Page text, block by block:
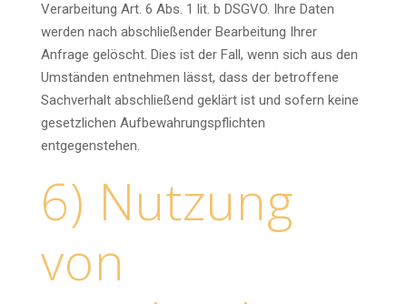
Verarbeitung Art. 6 Abs. 1 lit. b DSGVO. Ihre Daten
werden nach abschließender Bearbeitung Ihrer
Anfrage gelöscht. Dies ist der Fall, wenn sich aus den
Umständen entnehmen lässt, dass der betroffene
Sachverhalt abschließend geklärt ist und sofern keine
gesetzlichen Aufbewahrungspflichten
entgegenstehen.
6) Nutzung
von